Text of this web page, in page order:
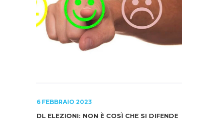
6 FEBBRAIO 2023
DL ELEZIONI: NON È COSÌ CHE SI DIFENDE